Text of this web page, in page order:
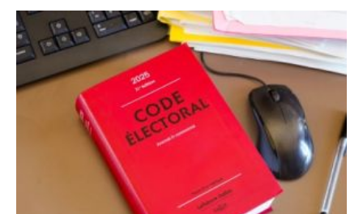
de
Bougival
au
Journal
Exécution
provisoire
d’une
peine
d’inéligibilité